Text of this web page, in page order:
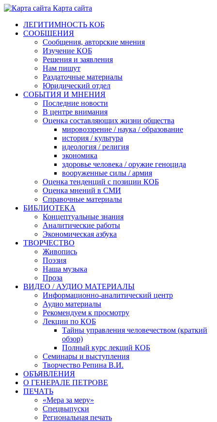
Карта сайта
ЛЕГИТИМНОСТЬ КОБ
СООБЩЕНИЯ
Сообщения, авторские мнения
Изучение КОБ
Решения и заявления
Нам пишут
Раздаточные материалы
Юридический отдел
СОБЫТИЯ И МНЕНИЯ
Последние новости
В центре внимания
Оценка составляющих жизни общества
мировоззрение / наука / образование
история / культура
идеология / религия
экономика
здоровье человека / оружие геноцида
вооруженные силы / армия
Оценка тенденций с позиции КОБ
Оценка мнений в СМИ
Справочные материалы
БИБЛИОТЕКА
Концептуальные знания
Аналитические работы
Экономическая азбука
ТВОРЧЕСТВО
Живопись
Поэзия
Наша музыка
Проза
ВИДЕО / АУДИО МАТЕРИАЛЫ
Информационно-аналитический центр
Аудио материалы
Рекомендуем к просмотру
Лекции по КОБ
Тайны управления человечеством (краткий
обзор)
Полный курс лекций КОБ
Семинары и выступления
Творчество Репина В.И.
ОБЪЯВЛЕНИЯ
О ГЕНЕРАЛЕ ПЕТРОВЕ
ПЕЧАТЬ
«Мера за меру»
Спецвыпуски
Региональная печать